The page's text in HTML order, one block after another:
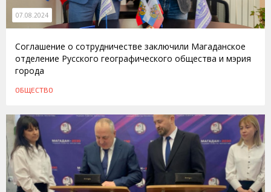
07.08.2024
Соглашение о сотрудничестве заключили Магаданское
отделение Русского географического общества и мэрия
города
ОБЩЕСТВО